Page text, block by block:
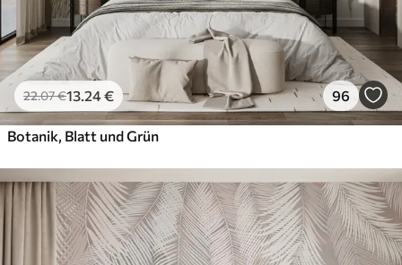
22.07€13 .24€ 96
Botanik, Blatt und Grün